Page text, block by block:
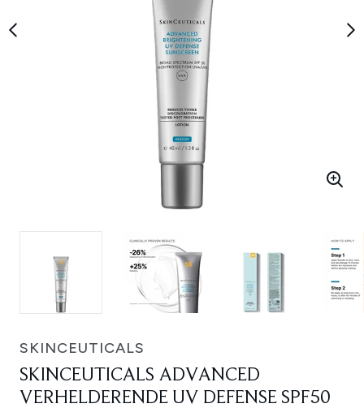
SKINCEUTICALS
SKINCEUTICALS ADVANCED
VERHELDERENDE UV DEFENSE SPF50